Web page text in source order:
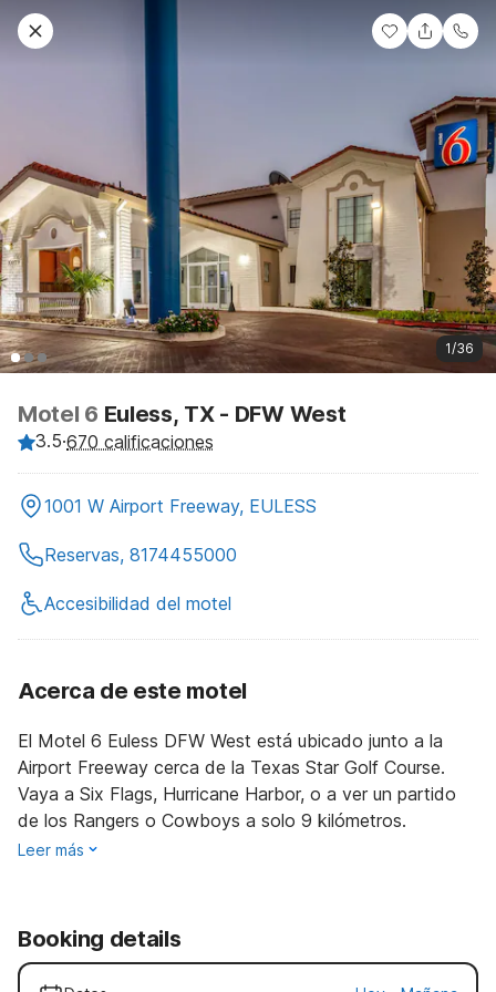
1/36
Motel 6 Euless, TX - DFW West
3.5·670 calificaciones
1001 W Airport Freeway, EULESS
Reservas, 8174455000
Accesibilidad del motel
Acerca de este motel
El Motel 6 Euless DFW West está ubicado junto a la
Airport Freeway cerca de la Texas Star Golf Course.
Vaya a Six Flags, Hurricane Harbor, o a ver un partido
de los Rangers o Cowboys a solo 9 kilómetros.
Leer más
Booking details